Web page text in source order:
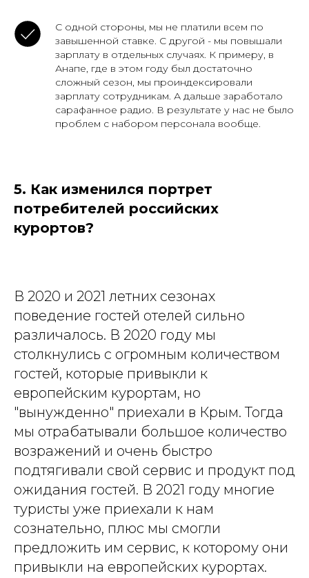
С одной стороны, мы не платили всем по
завышенной ставке. С другой - мы повышали
зарплату в отдельных случаях. К примеру, в
Анапе, где в этом году был достаточно
сложный сезон, мы проиндексировали
зарплату сотрудникам. А дальше заработало
сарафанное радио. В результате у нас не было
проблем с набором персонала вообще.
5. Как изменился портрет
потребителей российских
курортов?
В 2020 и 2021 летних сезонах
поведение гостей отелей сильно
различалось. В 2020 году мы
столкнулись с огромным количеством
гостей, которые привыкли к
европейским курортам, но
"вынужденно" приехали в Крым. Тогда
мы отрабатывали большое количество
возражений и очень быстро
подтягивали свой сервис и продукт под
ожидания гостей. В 2021 году многие
туристы уже приехали к нам
сознательно, плюс мы смогли
предложить им сервис, к которому они
привыкли на европейских курортах.